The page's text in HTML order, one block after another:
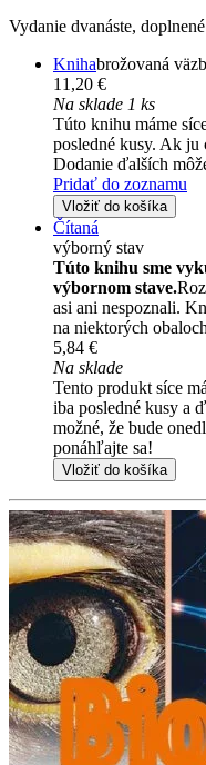
Vydanie dvanáste,
Knihabrožovaná
11,20 €
Na sklade 1 ks
Túto knihu máme
posledné kusy. Ak ju
Dodanie ďalších
Pridať do zoznamu
Vložiť do košíka
Čítaná
výborný stav
Túto knihu sme
výbornom stave.
asi ani nespoznali.
na niektorých
5,84 €
Na sklade
Tento produkt síce
iba posledné kusy a
možné, že bude
ponáhľajte sa!
Vložiť do košíka